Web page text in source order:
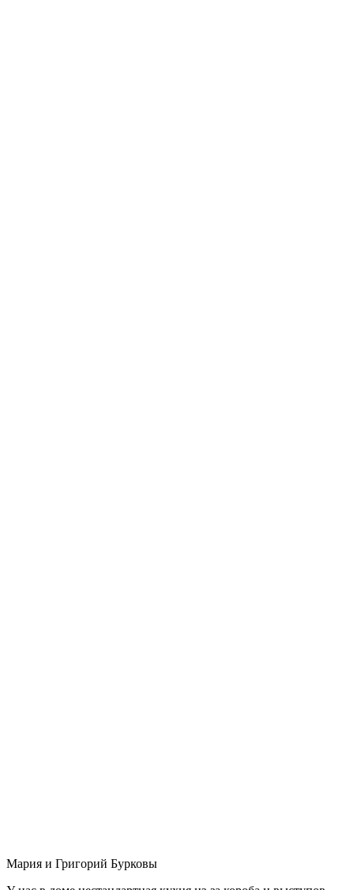
Мария и Григорий Бурковы